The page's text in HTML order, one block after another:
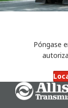
Póngase
Go Home